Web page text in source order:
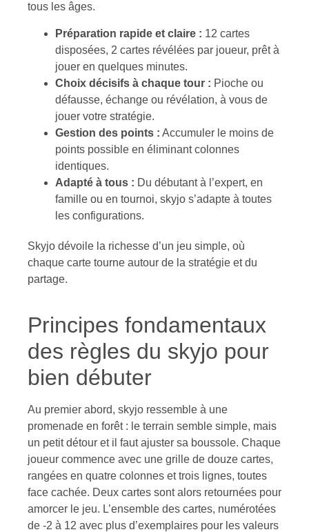
tous les âges.
Préparation rapide et claire : 12 cartes
disposées, 2 cartes révélées par joueur, prêt à
jouer en quelques minutes.
Choix décisifs à chaque tour : Pioche ou
défausse, échange ou révélation, à vous de
jouer votre stratégie.
Gestion des points : Accumuler le moins de
points possible en éliminant colonnes
identiques.
Adapté à tous : Du débutant à l’expert, en
famille ou en tournoi, skyjo s’adapte à toutes
les configurations.
Skyjo dévoile la richesse d’un jeu simple, où
chaque carte tourne autour de la stratégie et du
partage.
Principes fondamentaux
des règles du skyjo pour
bien débuter
Au premier abord, skyjo ressemble à une
promenade en forêt : le terrain semble simple, mais
un petit détour et il faut ajuster sa boussole. Chaque
joueur commence avec une grille de douze cartes,
rangées en quatre colonnes et trois lignes, toutes
face cachée. Deux cartes sont alors retournées pour
amorcer le jeu. L’ensemble des cartes, numérotées
de -2 à 12 avec plus d’exemplaires pour les valeurs